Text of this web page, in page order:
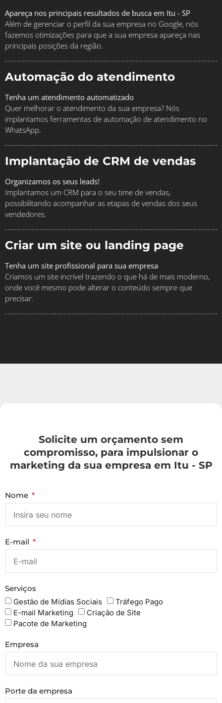
Apareça nos principais resultados de busca em Itu - SP
Além de gerenciar o perfil da sua empresa no Google, nós
fazemos otimizações para que a sua empresa apareça nas
principais posições da região.
Automação do atendimento
Tenha um atendimento automatizado
Quer melhorar o atendimento da sua empresa? Nós
implantamos ferramentas de automação de atendimento no
WhatsApp.
Implantação de CRM de vendas
Organizamos os seus leads!
Implantamos um CRM para o seu time de vendas,
possibilitando acompanhar as etapas de vendas dos seus
vendedores.
Criar um site ou landing page
Tenha um site profissional para sua empresa
Criamos um site incrível trazendo o que há de mais moderno,
onde você mesmo pode alterar o conteúdo sempre que
precisar.
Solicite um orçamento sem
compromisso, para impulsionar o
marketing da sua empresa em Itu - SP
Nome
E-mail
Serviços
Gestão de Mídias Sociais
Tráfego Pago
E-mail Marketing
Criação de Site
Pacote de Marketing
Empresa
Porte da empresa